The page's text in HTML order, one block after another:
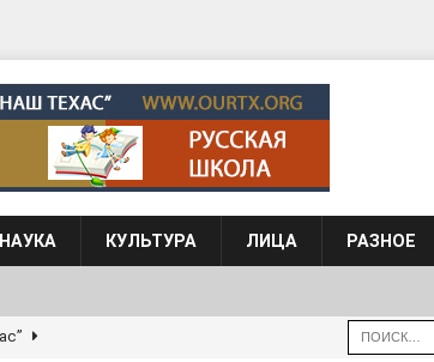
НАУКА КУЛЬТУРА ЛИЦА РАЗНОЕ